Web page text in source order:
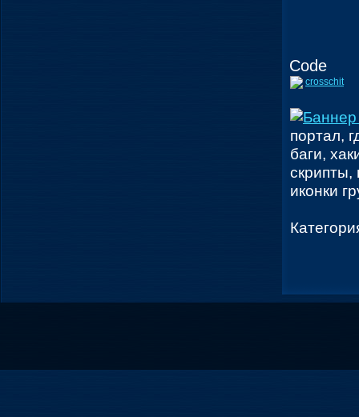
Code
crosschit
портал,
баги,
иконки